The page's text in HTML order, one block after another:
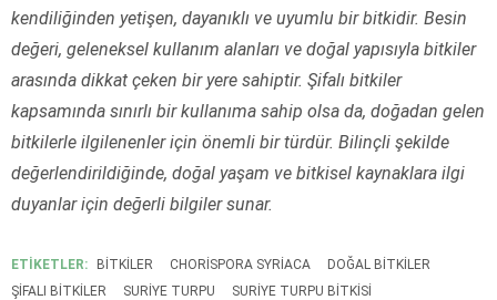
kendiliğinden yetişen, dayanıklı ve uyumlu bir bitkidir. Besin
değeri, geleneksel kullanım alanları ve doğal yapısıyla bitkiler
arasında dikkat çeken bir yere sahiptir. Şifalı bitkiler
kapsamında sınırlı bir kullanıma sahip olsa da, doğadan gelen
bitkilerle ilgilenenler için önemli bir türdür. Bilinçli şekilde
değerlendirildiğinde, doğal yaşam ve bitkisel kaynaklara ilgi
duyanlar için değerli bilgiler sunar.
ETİKETLER: BITKILER CHORISPORA SYRIACA
DOĞAL BITKILER
ŞIFALI BITKILER
SURIYE TURPU
SURIYE TURPU BITKISI